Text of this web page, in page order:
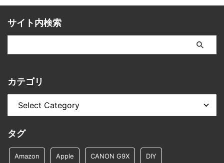
サイト内検索
カテゴリ
タグ
Amazon Apple CANON G9X DIY